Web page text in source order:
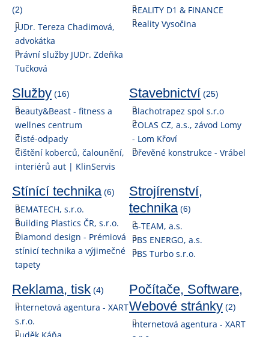
(2)
JUDr. Tereza Chadimová,
advokátka
Právní služby JUDr. Zdeňka
Tučková
REALITY D1 & FINANCE
Reality Vysočina
Služby (16)
Beauty&Beast - fitness a
wellnes centrum
Čisté-odpady
Čištění koberců, čalounění,
interiérů aut | KlinServis
Stavebnictví (25)
Blachotrapez spol s.r.o
COLAS CZ, a.s., závod Lomy
- Lom Křoví
Dřevěné konstrukce - Vrábel
Stínící technika (6)
BEMATECH, s.r.o.
Building Plastics ČR, s.r.o.
Diamond design - Prémiová
stínicí technika a výjimečné
tapety
Strojírenství,
technika (6)
G-TEAM, a.s.
PBS ENERGO, a.s.
PBS Turbo s.r.o.
Reklama, tisk (4)
Internetová agentura - XART
s.r.o.
Počítače, Software,
Webové stránky (2)
Internetová agentura - XART